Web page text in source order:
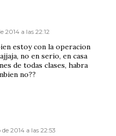
2014 a las 22:12
estoy con la operacion
no en serio, en casa
de todas clases, habra
no??
2014 a las 22:53